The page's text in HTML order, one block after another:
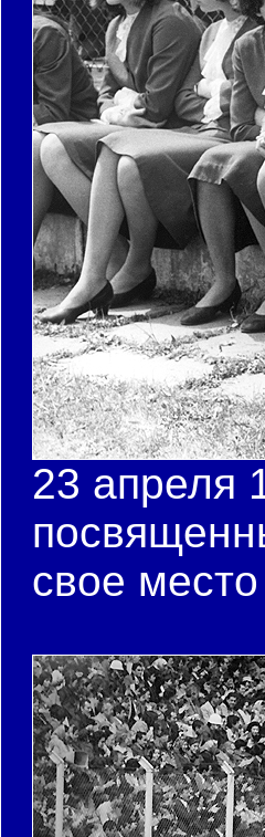
23 апреля
свое